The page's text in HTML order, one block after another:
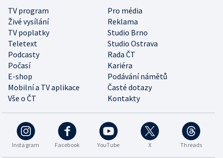
TV program
Pro média
Živé vysílání
Reklama
TV poplatky
Studio Brno
Teletext
Studio Ostrava
Podcasty
Rada ČT
Počasí
Kariéra
E-shop
Podávání námětů
Mobilní a TV aplikace
Časté dotazy
Vše o ČT
Kontakty
Instagram Facebook YouTube X Threads